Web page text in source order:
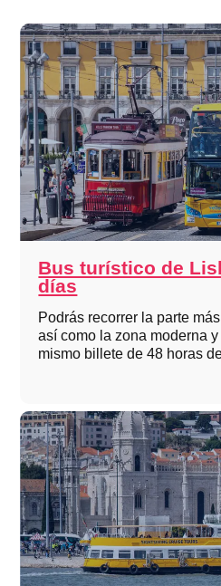
Bus turístico de
días
Podrás recorrer la parte
así como la zona moderna
mismo billete de 48 horas